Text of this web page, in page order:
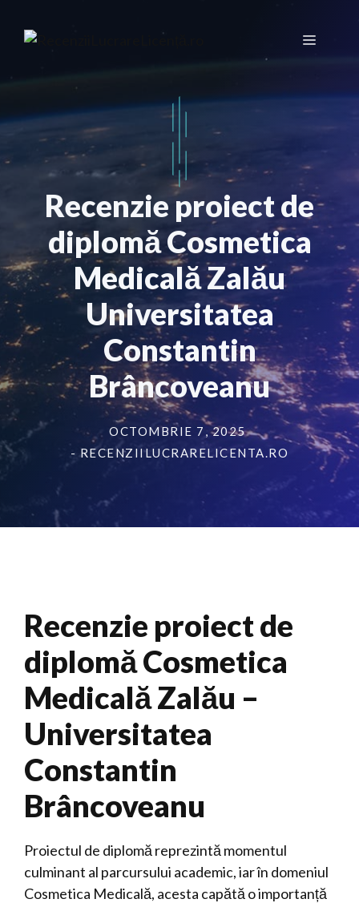
Meniu
Recenzie proiect de
diplomă Cosmetica
Medicală Zalău
Universitatea
Constantin
Brâncoveanu
OCTOMBRIE 7, 2025
- RECENZIILUCRARELICENTA.RO
Recenzie proiect de
diplomă Cosmetica
Medicală Zalău –
Universitatea
Constantin
Brâncoveanu
Proiectul de diplomă reprezintă momentul
culminant al parcursului academic, iar în domeniul
Cosmetica Medicală, acesta capătă o importanță